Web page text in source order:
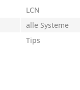
LCN
alle Systeme
Tips